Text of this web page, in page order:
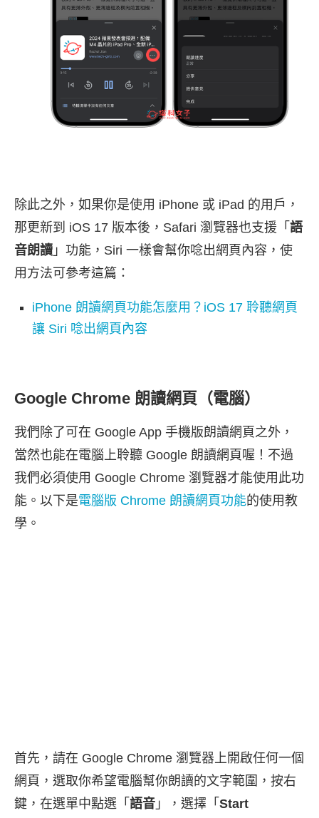
除此之外，如果你是使用 iPhone 或 iPad 的用戶，
那更新到 iOS 17 版本後，Safari 瀏覽器也支援「 語
音朗讀 」功能，Siri 一樣會幫你唸出網頁內容，使
用方法可參考這篇：
iPhone 朗讀網頁功能怎麼用？iOS 17 聆聽網頁
讓 Siri 唸出網頁內容
Google Chrome 朗讀網頁（電腦）
我們除了可在 Google App 手機版朗讀網頁之外，
當然也能在電腦上聆聽 Google 朗讀網頁喔！不過
我們必須使用 Google Chrome 瀏覽器才能使用此功
能。以下是電腦版 Chrome 朗讀網頁功能的使用教
學。
首先，請在 Google Chrome 瀏覽器上開啟任何一個
網頁，選取你希望電腦幫你朗讀的文字範圍，按右
鍵，在選單中點選「 語音 」，選擇「 Start